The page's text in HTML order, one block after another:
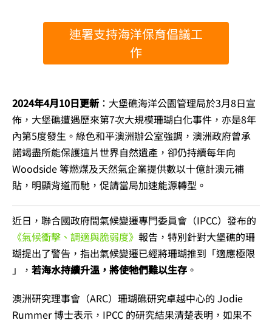
連署支持海洋保育倡議工
作
2024年4月10日更新 ：大堡礁海洋公園管理局於3月8日宣
佈，大堡礁遭遇歷來第7次大規模珊瑚白化事件，亦是8年
內第5度發生。綠色和平澳洲辦公室強調，澳洲政府曾承
諾竭盡所能保護這片世界自然遺產，卻仍持續每年向
Woodside 等燃煤及天然氣企業提供數以十億計澳元補
貼，明顯背道而馳，促請當局加速能源轉型。
近日，聯合國政府間氣候變遷專門委員會（IPCC）發布的
《氣候衝擊、調適與脆弱度》 報告，特別針對大堡礁的珊
瑚提出了警告，指出氣候變遷已經將珊瑚推到「適應極限
」， 若海水持續升溫，將使牠們難以生存 。
澳洲研究理事會（ARC）珊瑚礁研究卓越中心的 Jodie
Rummer 博士表示，IPCC 的研究結果清楚表明，如果不